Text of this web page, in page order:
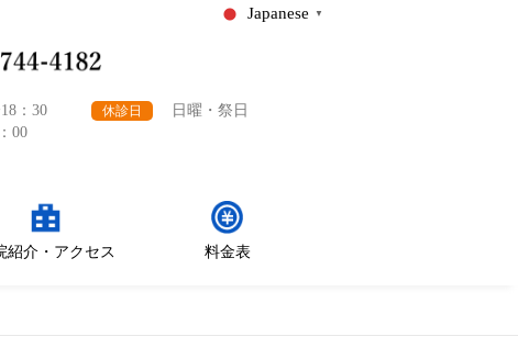
Japanese ▼
：30
00
休診日 日曜・祭日
紹介・アクセス 料金表